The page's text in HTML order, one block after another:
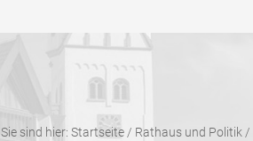
Sie sind hier: Startseite/ Rathaus und Politik /